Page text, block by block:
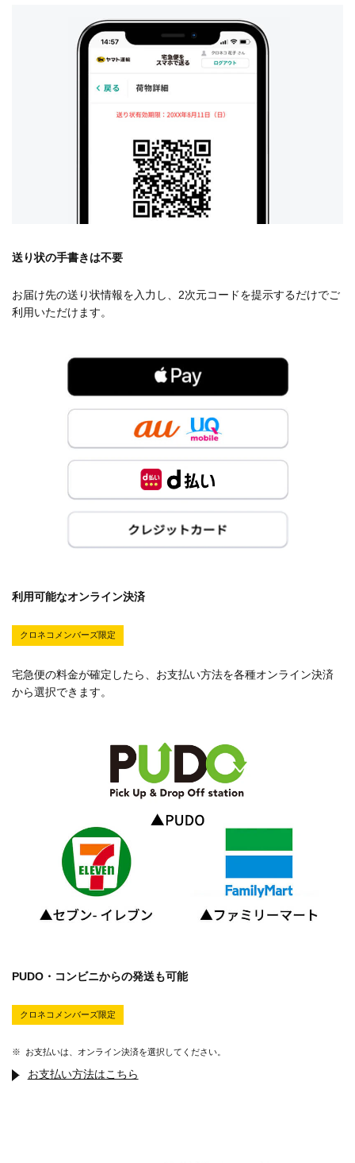
送り状の手書きは不要
お届け先の送り状情報を入力し、2次元コードを提示するだけでご
利用いただけます。
利用可能なオンライン決済
クロネコメンバーズ限定
宅急便の料金が確定したら、お支払い方法を各種オンライン決済
から選択できます。
PUDO・コンビニからの発送も可能
クロネコメンバーズ限定
※ お支払いは、オンライン決済を選択してください。
お支払い方法はこちら